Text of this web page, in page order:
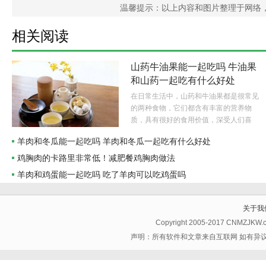
温馨提示：以上内容和图片整理于网
相关阅读
山药牛油果能一起吃吗 牛油果
和山药一起吃有什么好处
在日常生活中，山药和牛油果都是很常见
的两种食物，它们都含有丰富的营养物
质，具有很好的食用价值，深受人们喜
羊肉和冬瓜能一起吃吗 羊肉和冬瓜一起吃有什么好处
鸡胸肉的卡路里非常低！减肥餐鸡胸肉做法
羊肉和鸡蛋能一起吃吗 吃了羊肉可以吃鸡蛋吗
关于我
Copyright 2005-2017
声明：所有软件和文章来自互联网 如有异